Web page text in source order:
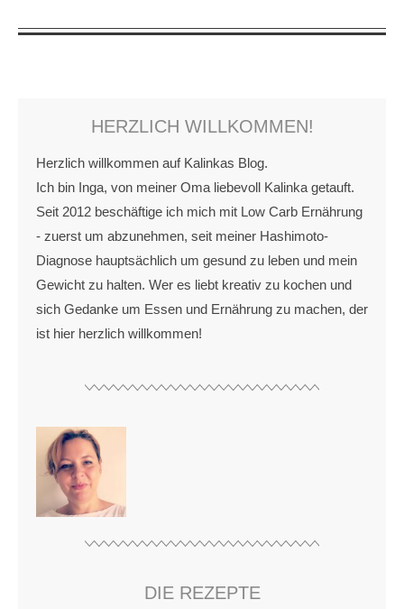
HERZLICH WILLKOMMEN!
Herzlich willkommen auf Kalinkas Blog.
Ich bin Inga, von meiner Oma liebevoll Kalinka getauft.
Seit 2012 beschäftige ich mich mit Low Carb Ernährung
- zuerst um abzunehmen, seit meiner Hashimoto-
Diagnose hauptsächlich um gesund zu leben und mein
Gewicht zu halten. Wer es liebt kreativ zu kochen und
sich Gedanke um Essen und Ernährung zu machen, der
ist hier herzlich willkommen!
DIE REZEPTE